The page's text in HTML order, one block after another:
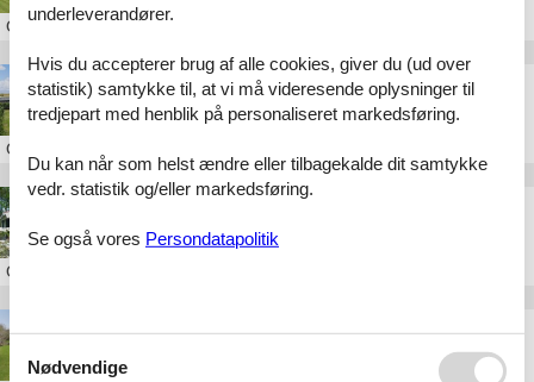
OmØster Hurup
Sommerhusudlejning Øster Hurup
Om
Om
Privat udlejning af sommerhus Øster Hurup
underleverandører.
Hvis du accepterer brug af alle cookies, giver du (ud over
statistik) samtykke til, at vi må videresende oplysninger til
tredjepart med henblik på personaliseret markedsføring.
Du kan når som helst ændre eller tilbagekalde dit samtykke
vedr. statistik og/eller markedsføring.
Se også vores Persondatapolitik
Nødvendige